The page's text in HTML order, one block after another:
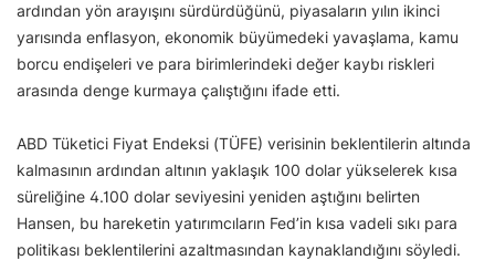
ardından yön arayışını sürdürdüğünü, piyasaların yılın ikinci
yarısında enflasyon, ekonomik büyümedeki yavaşlama, kamu
borcu endişeleri ve para birimlerindeki değer kaybı riskleri
arasında denge kurmaya çalıştığını ifade etti.
ABD Tüketici Fiyat Endeksi (TÜFE) verisinin beklentilerin altında
kalmasının ardından altının yaklaşık 100 dolar yükselerek kısa
süreliğine 4.100 dolar seviyesini yeniden aştığını belirten
Hansen, bu hareketin yatırımcıların Fed’in kısa vadeli sıkı para
politikası beklentilerini azaltmasından kaynaklandığını söyledi.